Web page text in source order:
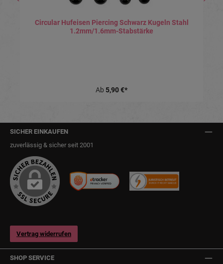
Circular Hufeisen Piercing Schwarz Kugeln Stahl
1.2mm/1.6mm-Stabstärke
Ab 5,90 €*
SICHER EINKAUFEN
zuverlässig & sicher seit 2001
Vertrag widerrufen
SHOP SERVICE